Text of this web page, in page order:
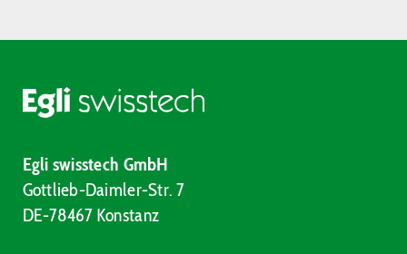
Egli swisstech GmbH
Gottlieb-Daimler-Str. 7
DE-78467 Konstanz